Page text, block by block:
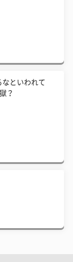
なといわれて
？